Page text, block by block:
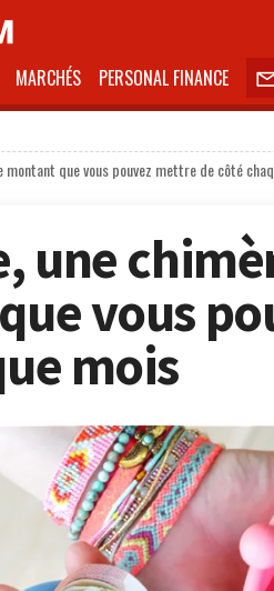
MARCHÉS PERSONAL FINANCE
montant que vous pouvez mettre de côté
une
vous
mois